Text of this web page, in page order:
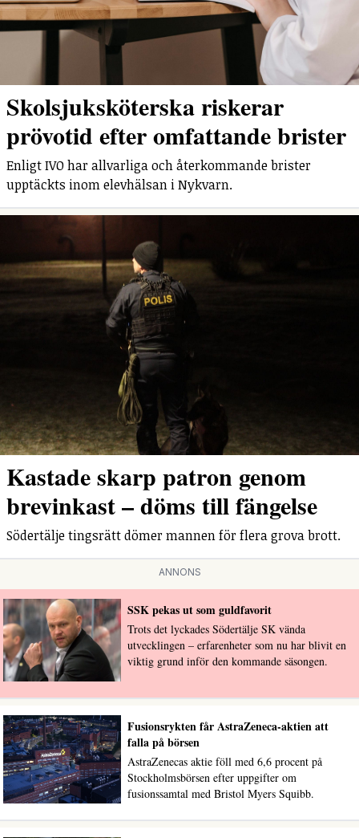
Skolsjuksköterska riskerar
prövotid efter omfattande brister
Enligt IVO har allvarliga och återkommande brister
upptäckts inom elevhälsan i Nykvarn.
Kastade skarp patron genom
brevinkast – döms till fängelse
Södertälje tingsrätt dömer mannen för flera grova brott.
ANNONS
SSK pekas ut som guldfavorit
Trots det lyckades Södertälje SK vända
utvecklingen – erfarenheter som nu har blivit en
viktig grund inför den kommande säsongen.
Fusionsrykten får AstraZeneca-aktien att
falla på börsen
AstraZenecas aktie föll med 6,6 procent på
Stockholmsbörsen efter uppgifter om
fusionssamtal med Bristol Myers Squibb.